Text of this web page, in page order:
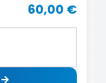
60,00 €